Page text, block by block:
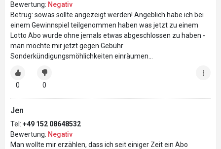
Bewertung: Negativ
Betrug: sowas sollte angezeigt werden! Angeblich habe ich bei
einem Gewinnspiel teilgenommen haben was jetzt zu einem
Lotto Abo wurde ohne jemals etwas abgeschlossen zu haben -
man möchte mir jetzt gegen Gebühr
Sonderkündigungsmöhlichkeiten einräumen…
0 0
Jen
Tel: +49 152 08648532
Bewertung: Negativ
Man wollte mir erzählen, dass ich seit einiger Zeit ein Abo